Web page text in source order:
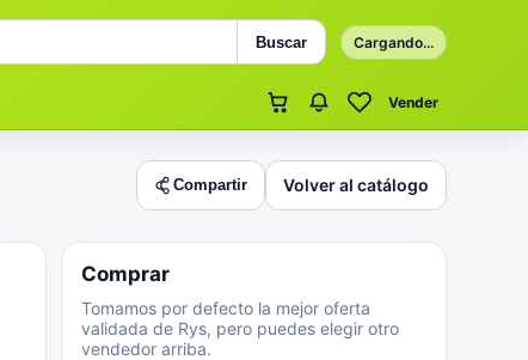
Buscar Cargando...
Vender
Compartir Volver al catálogo
Comprar
Tomamos por defecto la mejor oferta
validada de Rys, pero puedes elegir otro
vendedor arriba.